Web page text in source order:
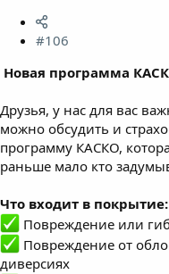
#106
Новая программа
Друзья, у нас для вас
можно обсудить и
программу КАСКО,
раньше мало кто
Что входит в покрытие:
Повреждение или
Повреждение от
диверсиях